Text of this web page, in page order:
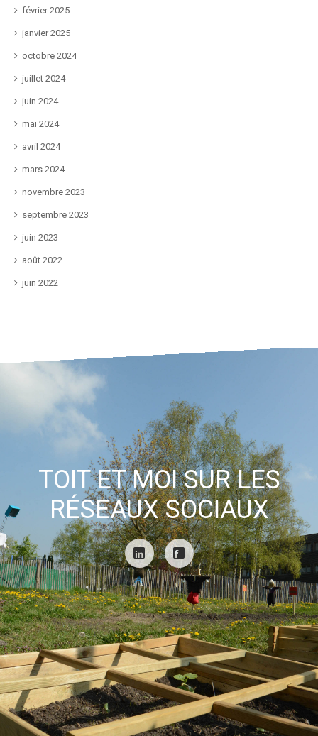
février 2025
janvier 2025
octobre 2024
juillet 2024
juin 2024
mai 2024
avril 2024
mars 2024
novembre 2023
septembre 2023
juin 2023
août 2022
juin 2022
TOIT ET MOI SUR LES
RÉSEAUX SOCIAUX